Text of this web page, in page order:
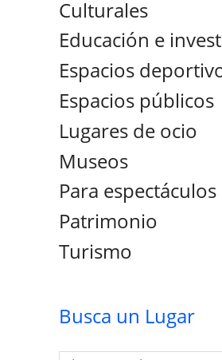
Culturales
Educación e
Espacios
Espacios públicos
Lugares de ocio
Museos
Para espectáculos
Patrimonio
Turismo
Busca un Lugar